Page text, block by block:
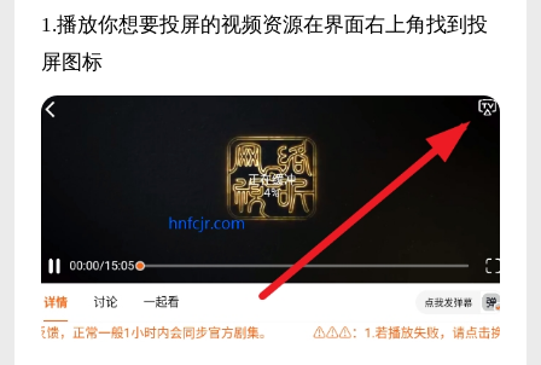
1.播放你想要投屏的视频资源在界面右上角找到投
屏图标